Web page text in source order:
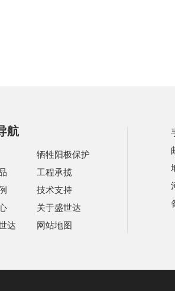
航
牺牲阳极保护
工程承揽
技术支持
关于盛世达
达
网站地图